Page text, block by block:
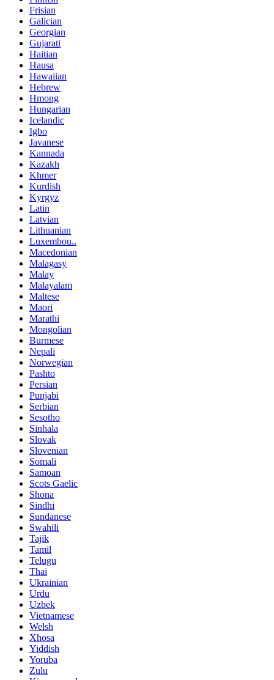
Frisian
Galician
Georgian
Gujarati
Haitian
Hausa
Hawaiian
Hebrew
Hmong
Hungarian
Icelandic
Igbo
Javanese
Kannada
Kazakh
Khmer
Kurdish
Kyrgyz
Latin
Latvian
Lithuanian
Luxembou..
Macedonian
Malagasy
Malay
Malayalam
Maltese
Maori
Marathi
Mongolian
Burmese
Nepali
Norwegian
Pashto
Persian
Punjabi
Serbian
Sesotho
Sinhala
Slovak
Slovenian
Somali
Samoan
Scots Gaelic
Shona
Sindhi
Sundanese
Swahili
Tajik
Tamil
Telugu
Thai
Ukrainian
Urdu
Uzbek
Vietnamese
Welsh
Xhosa
Yiddish
Yoruba
Zulu